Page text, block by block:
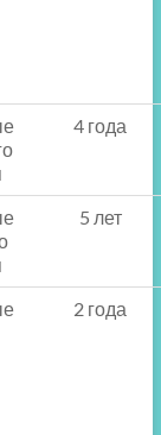
4 года
5 лет
2 года